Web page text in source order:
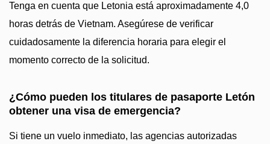
Tenga en cuenta que Letonia está aproximadamente 4,0
horas detrás de Vietnam. Asegúrese de verificar
cuidadosamente la diferencia horaria para elegir el
momento correcto de la solicitud.
¿Cómo pueden los titulares de pasaporte Letón
obtener una visa de emergencia?
Si tiene un vuelo inmediato, las agencias autorizadas